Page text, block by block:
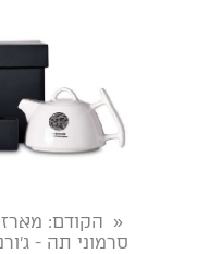
« הקודם: מארז
סרמוני תה -